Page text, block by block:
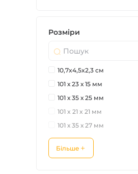
Розміри
10,7x4,5x2,3 см
101 х 23 х 15 мм
101 х 35 х 25 мм
101 x 21 x 21 мм
101 х 35 х 27 мм
Більше